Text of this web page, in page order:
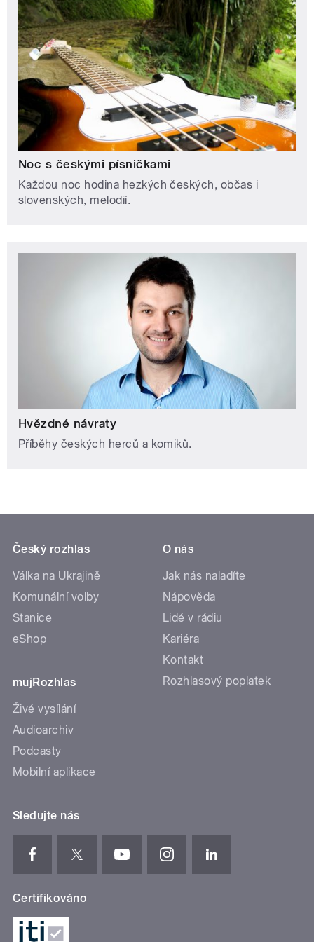
Noc s českými písničkami
Každou noc hodina hezkých českých, občas i
slovenských, melodií.
Hvězdné návraty
Příběhy českých herců a komiků.
Český rozhlas
Válka na Ukrajině
Komunální volby
Stanice
eShop
mujRozhlas
Živé vysílání
Audioarchiv
Podcasty
Mobilní aplikace
O nás
Jak nás naladíte
Nápověda
Lidé v rádiu
Kariéra
Kontakt
Rozhlasový poplatek
Sledujte nás
Certifikováno